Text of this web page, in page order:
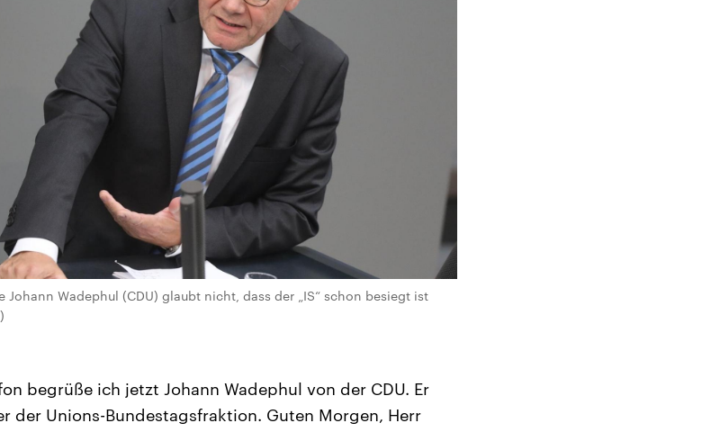
Wadephul (CDU) glaubt nicht, dass der „IS“ schon besiegt ist
begrüße ich jetzt Johann Wadephul von der CDU. Er
der Unions-Bundestagsfraktion. Guten Morgen, Herr